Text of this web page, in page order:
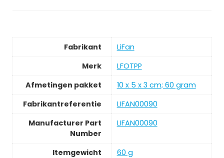
Fabrikant
LiFan
Merk
LFOTPP
Afmetingen pakket
10 x 5 x 3 cm; 60 gram
Fabrikantreferentie
LIFAN00090
Manufacturer Part
Number
LIFAN00090
Itemgewicht
60 g